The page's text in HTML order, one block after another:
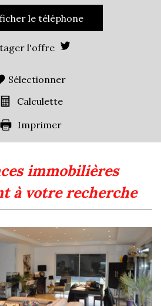
le téléphone
l'offre
Sélectionner
Calculette
Imprimer
à votre recherche